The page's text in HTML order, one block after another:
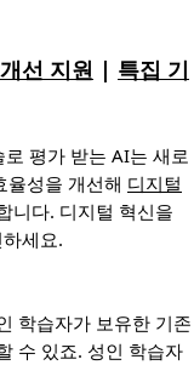
선 지원 | 특집 기
평가 받는 AI는 새로
율성을 개선해 디지털
니다. 디지털 혁신을
세요.
학습자가 보유한 기존
수 있죠. 성인 학습자